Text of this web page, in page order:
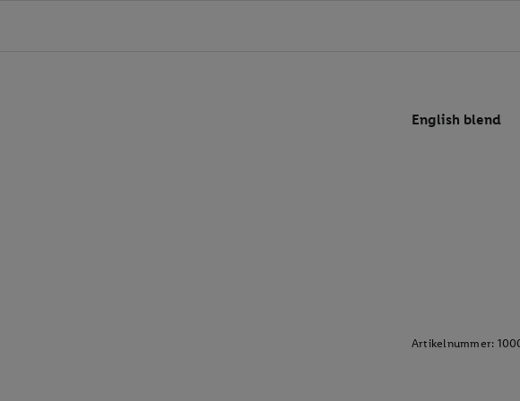
English blend
Artikelnummer: